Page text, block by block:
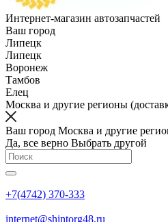
Интернет-магазин автозапчастей
Ваш город
Липецк
Липецк
Воронеж
Тамбов
Елец
Москва и другие регионы
Ваш город Москва и другие
Да, все верно Выбрать другой
+7(4742) 370-333
internet@shintorg48.ru